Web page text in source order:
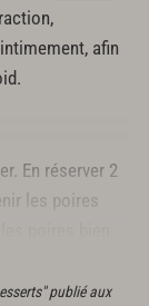
afin
En réserver 2
les poires
publié aux